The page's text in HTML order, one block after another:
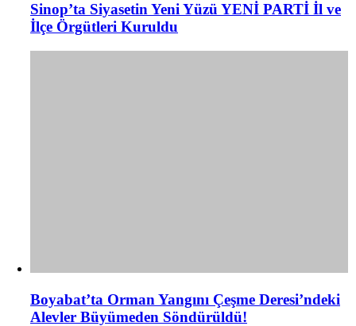
Sinop’ta Siyasetin Yeni Yüzü YENİ PARTİ İl ve
İlçe Örgütleri Kuruldu
Boyabat’ta Orman Yangını Çeşme Deresi’ndeki
Alevler Büyümeden Söndürüldü!